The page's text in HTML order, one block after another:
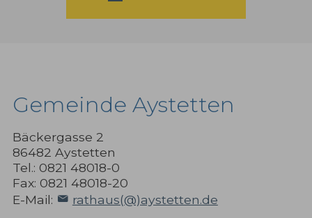
Gemeinde Aystetten
Bäckergasse 2
86482 Aystetten
Tel.: 0821 48018-0
Fax: 0821 48018-20
E-Mail:
rathaus(@)aystetten.de